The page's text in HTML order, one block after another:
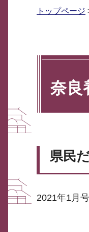
トップページ
奈良
県民
2021年1月号